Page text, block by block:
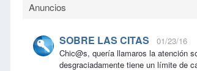
Anuncios
SOBRE LAS CITAS
01/23/16
Chic@s, quería llamaros la atención
desgraciadamente tiene un límite de